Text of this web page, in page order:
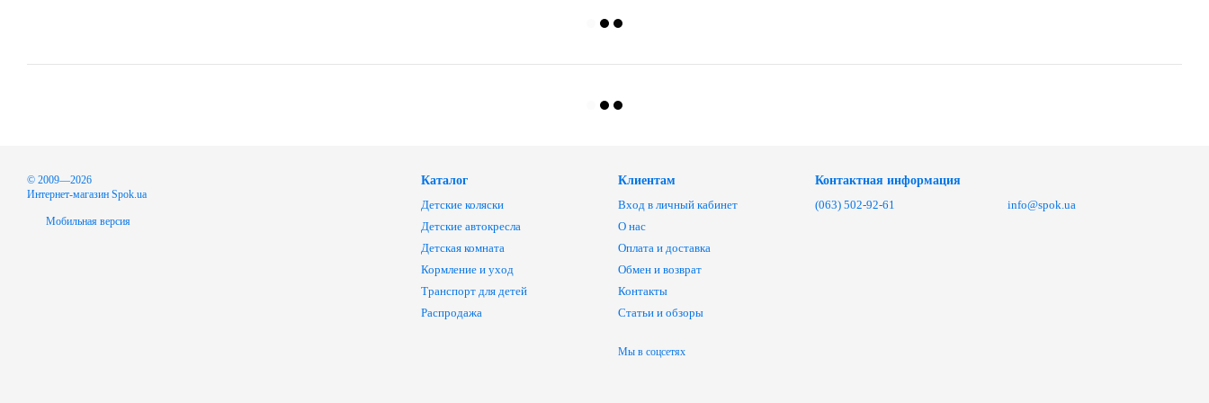
© 2009—2026
Интернет-магазин Spok.ua
Мобильная версия
Каталог
Детские коляски
Детские автокресла
Детская комната
Кормление и уход
Транспорт для детей
Распродажа
Клиентам
Вход в личный кабинет
О нас
Оплата и доставка
Обмен и возврат
Контакты
Статьи и обзоры
Мы в соцсетях
Контактная информация
(063) 502-92-61
info@spok.ua